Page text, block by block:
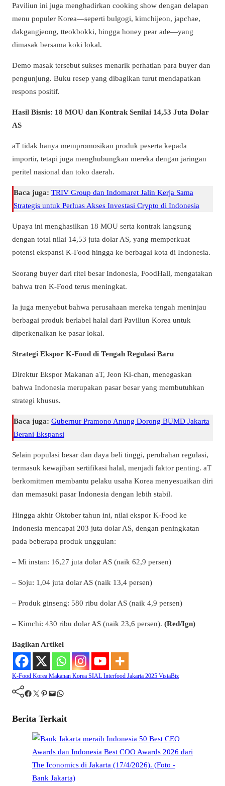
Paviliun ini juga menghadirkan cooking show dengan delapan
menu populer Korea—seperti bulgogi, kimchijeon, japchae,
dakgangjeong, tteokbokki, hingga honey pear ade—yang
dimasak bersama koki lokal.
Demo masak tersebut sukses menarik perhatian para buyer dan
pengunjung. Buku resep yang dibagikan turut mendapatkan
respons positif.
Hasil Bisnis: 18 MOU dan Kontrak Senilai 14,53 Juta Dolar
AS
aT tidak hanya mempromosikan produk peserta kepada
importir, tetapi juga menghubungkan mereka dengan jaringan
peritel nasional dan toko daerah.
Baca juga: TRIV Group dan Indomaret Jalin Kerja Sama
Strategis untuk Perluas Akses Investasi Crypto di Indonesia
Upaya ini menghasilkan 18 MOU serta kontrak langsung
dengan total nilai 14,53 juta dolar AS, yang memperkuat
potensi ekspansi K-Food hingga ke berbagai kota di Indonesia.
Seorang buyer dari ritel besar Indonesia, FoodHall, mengatakan
bahwa tren K-Food terus meningkat.
Ia juga menyebut bahwa perusahaan mereka tengah meninjau
berbagai produk berlabel halal dari Paviliun Korea untuk
diperkenalkan ke pasar lokal.
Strategi Ekspor K-Food di Tengah Regulasi Baru
Direktur Ekspor Makanan aT, Jeon Ki-chan, menegaskan
bahwa Indonesia merupakan pasar besar yang membutuhkan
strategi khusus.
Baca juga: Gubernur Pramono Anung Dorong BUMD Jakarta
Berani Ekspansi
Selain populasi besar dan daya beli tinggi, perubahan regulasi,
termasuk kewajiban sertifikasi halal, menjadi faktor penting. aT
berkomitmen membantu pelaku usaha Korea menyesuaikan diri
dan memasuki pasar Indonesia dengan lebih stabil.
Hingga akhir Oktober tahun ini, nilai ekspor K-Food ke
Indonesia mencapai 203 juta dolar AS, dengan peningkatan
pada beberapa produk unggulan:
– Mi instan: 16,27 juta dolar AS (naik 62,9 persen)
– Soju: 1,04 juta dolar AS (naik 13,4 persen)
– Produk ginseng: 580 ribu dolar AS (naik 4,9 persen)
– Kimchi: 430 ribu dolar AS (naik 23,6 persen). (Red/Ign)
Bagikan Artikel
K-Food Korea Makanan Korea SIAL Interfood Jakarta 2025 VistaBiz
Facebook Twitter Pinterest Mail WhatsApp
Berita Terkait